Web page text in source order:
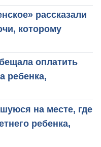
рассказали
которому
оплатить
ребенка,
на месте, где
ребенка,